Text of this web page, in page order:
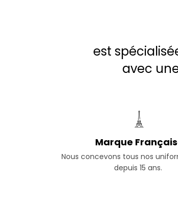
est
avec
Marque
Nous concevons tous nos
depuis 15 ans.